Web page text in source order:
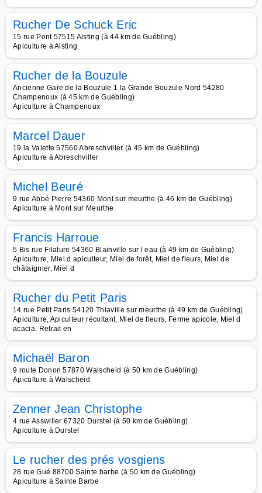
Rucher De Schuck Eric
15 rue Pont 57515 Alsting (à 44 km de Guébling)
Apiculture à Alsting
Rucher de la Bouzule
Ancienne Gare de la Bouzule 1 la Grande Bouzule Nord 54280
Champenoux (à 45 km de Guébling)
Apiculture à Champenoux
Marcel Dauer
19 la Valette 57560 Abreschviller (à 45 km de Guébling)
Apiculture à Abreschviller
Michel Beuré
9 rue Abbé Pierre 54360 Mont sur meurthe (à 46 km de Guébling)
Apiculture à Mont sur Meurthe
Francis Harroue
5 Bis rue Filature 54360 Blainville sur l eau (à 49 km de Guébling)
Apiculture, Miel d apiculteur, Miel de forêt, Miel de fleurs, Miel de
châtaignier, Miel d
Rucher du Petit Paris
14 rue Petit Paris 54120 Thiaville sur meurthe (à 49 km de Guébling)
Apiculture, Apiculteur récoltant, Miel de fleurs, Ferme apicole, Miel d
acacia, Retrait en
Michaël Baron
9 route Donon 57870 Walscheid (à 50 km de Guébling)
Apiculture à Walscheid
Zenner Jean Christophe
4 rue Asswiller 67320 Durstel (à 50 km de Guébling)
Apiculture à Durstel
Le rucher des prés vosgiens
28 rue Gué 88700 Sainte barbe (à 50 km de Guébling)
Apiculture à Sainte Barbe